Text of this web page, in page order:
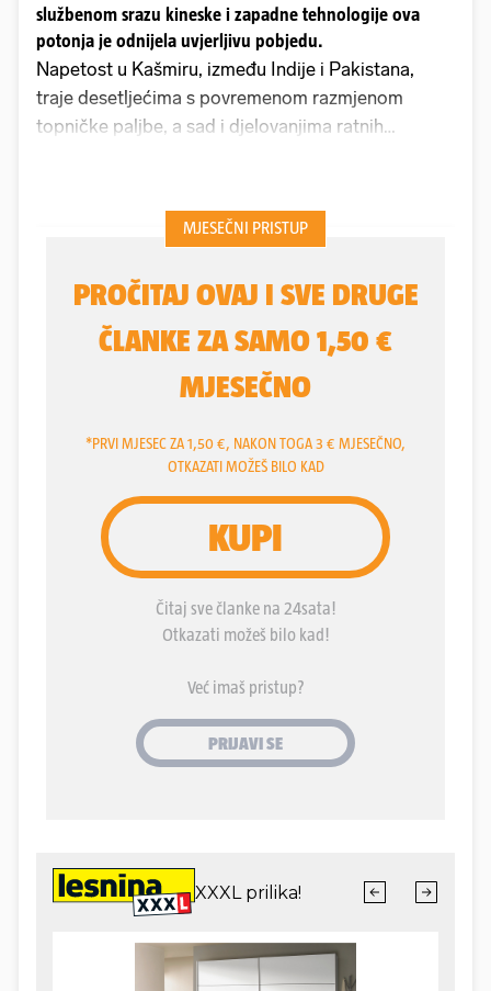
službenom srazu kineske i zapadne tehnologije ova
potonja je odnijela uvjerljivu pobjedu.
Napetost u Kašmiru, između Indije i Pakistana,
traje desetljećima s povremenom razmjenom
topničke paljbe, a sad i djelovanjima ratnih
manja od indijske, 420 pakistanskih aviona prema
850 indijskih, postiže zračne pobjede. Nakon
Indija je u prvim satima 7. svibnja pokrenula zračnu
operaciju imena Sindoor. Nabrijani, dobro nafilani
obavještajnim podacima o pravcu i vremenu
dolaska uljeza, Pakistanci su organizirali
prostor, oborena su najmanje tri indijska Rafalea!
Pakistanski piloti u jednomotornim kineskim
lovcima J-10C vješto su rušili Rafale u premijernom
borbenom nastupu koji je doživio teški debakl.
Šamar je odmah doletio i do pariške burze, gdje su
dionice proizvođača, Dassault Aviationa,
ekspresno potonule za sedam posto. I u prošlosti
su pakistanski piloti često obarali indijske pilote na
iz toga nikako da izvuku pouku. Je li kvaka ipak u
nečem drugom?